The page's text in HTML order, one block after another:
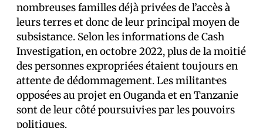
nombreuses familles déjà privées de l’accès à
leurs terres et donc de leur principal moyen de
subsistance. Selon les informations de Cash
Investigation, en octobre 2022, plus de la moitié
des personnes expropriées étaient toujours en
attente de dédommagement. Les militant·es
opposé·es au projet en Ouganda et en Tanzanie
sont de leur côté poursuivi·es par les pouvoirs
politiques.